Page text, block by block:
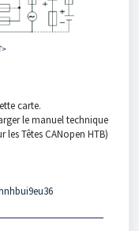
carte.
le manuel technique
les Têtes CANopen HTB)